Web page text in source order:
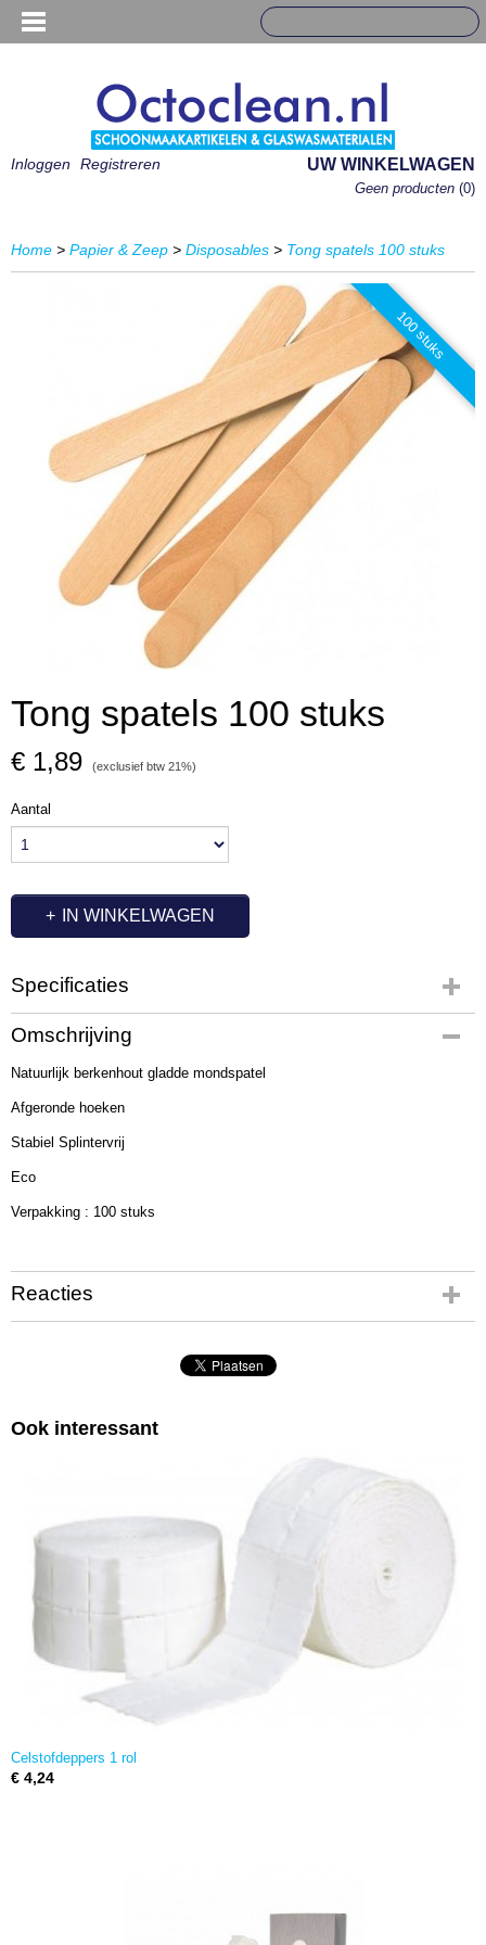
Inloggen Registreren UW WINKELWAGEN
Geen producten (0)
Home > Papier & Zeep > Disposables > Tong spatels 100 stuks
100 stuks
Tong spatels 100 stuks
€ 1,89 (exclusief btw 21%)
Aantal
IN WINKELWAGEN
Specificaties
Productcode
FM4782
Omschrijving
Natuurlijk berkenhout gladde mondspatel
Afgeronde hoeken
Stabiel Splintervrij
Eco
Verpakking : 100 stuks
Reacties
Ook interessant
Celstofdeppers 1 rol
€ 4,24